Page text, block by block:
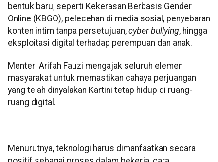
bentuk baru, seperti Kekerasan Berbasis Gender
Online (KBGO), pelecehan di media sosial, penyebaran
konten intim tanpa persetujuan, cyber bullying, hingga
eksploitasi digital terhadap perempuan dan anak.
Menteri Arifah Fauzi mengajak seluruh elemen
masyarakat untuk memastikan cahaya perjuangan
yang telah dinyalakan Kartini tetap hidup di ruang-
ruang digital.
Menurutnya, teknologi harus dimanfaatkan secara